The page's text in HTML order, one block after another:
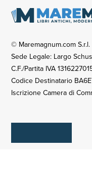
© Maremagnum.com S.r.l.
Sede Legale: Largo
C.F./Partita IVA
Codice Destinatario
Iscrizione Camera di